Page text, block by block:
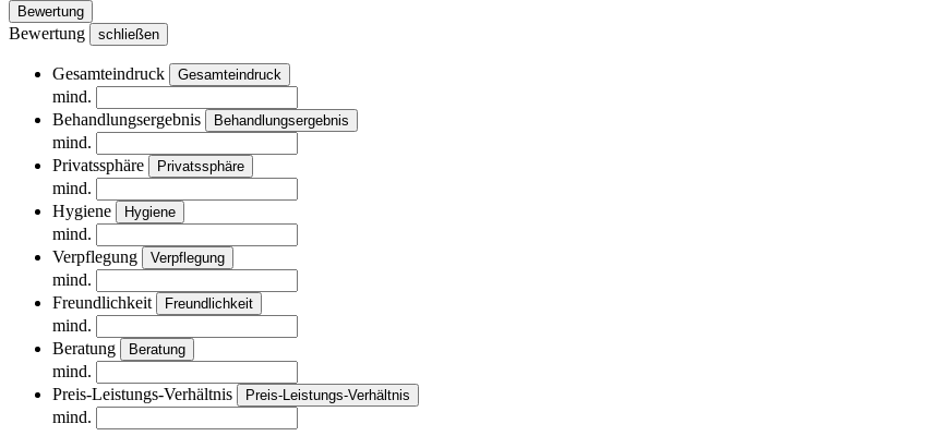
Bewertung
Bewertung schließen
Gesamteindruck Gesamteindruck
mind.
Behandlungsergebnis
Behandlungsergebnis
mind.
Privatssphäre
Privatssphäre
mind.
Hygiene
Hygiene
mind.
Verpflegung
Verpflegung
mind.
Freundlichkeit
Freundlichkeit
mind.
Beratung
Beratung
mind.
Preis-Leistungs-Verhältnis
Preis-Leistungs-Verhältnis
mind.